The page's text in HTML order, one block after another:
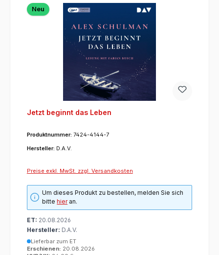
Neu
Jetzt beginnt das Leben
Produktnummer: 7424-4144-7
Hersteller: D.A.V.
Preise exkl. MwSt. zzgl. Versandkosten
Um dieses Produkt zu bestellen, melden Sie sich
bittehieran.
ET: 20.08.2026
Hersteller: D.A.V.
Lieferbar zum ET
Erschienen: 20.08.2026